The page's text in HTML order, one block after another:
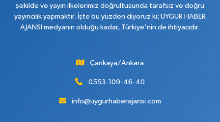
şekilde ve yayın ilkelerimiz doğrultusunda tarafsız ve doğru
yayıncılık yapmaktır. İşte bu yüzden diyoruz ki; UYGUR HABER
AJANSI medyanın olduğu kadar, Türkiye'nin de ihtiyacıdır.
Çankaya/Ankara
0553-109-46-40
info@uygurhaberajansi.com